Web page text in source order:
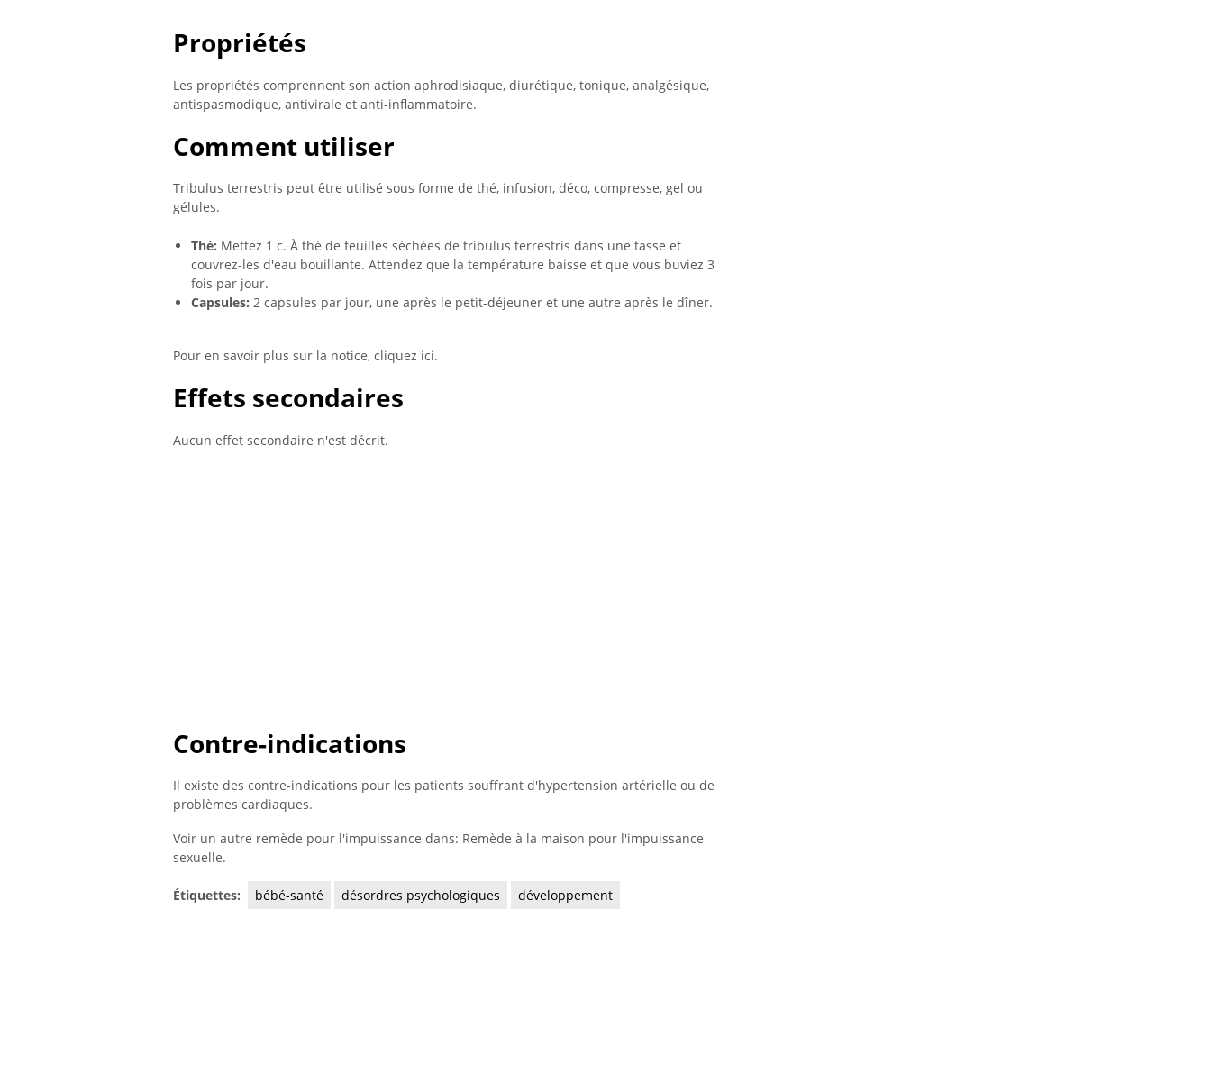
Propriétés
Les propriétés comprennent son action aphrodisiaque, diurétique, tonique, analgésique,
antispasmodique, antivirale et anti-inflammatoire.
Comment utiliser
Tribulus terrestris peut être utilisé sous forme de thé, infusion, déco, compresse, gel ou
gélules.
Thé: Mettez 1 c. À thé de feuilles séchées de tribulus terrestris dans une tasse et
couvrez-les d'eau bouillante. Attendez que la température baisse et que vous buviez 3
fois par jour.
Capsules: 2 capsules par jour, une après le petit-déjeuner et une autre après le dîner.
Pour en savoir plus sur la notice, cliquez ici.
Effets secondaires
Aucun effet secondaire n'est décrit.
Contre-indications
Il existe des contre-indications pour les patients souffrant d'hypertension artérielle ou de
problèmes cardiaques.
Voir un autre remède pour l'impuissance dans: Remède à la maison pour l'impuissance
sexuelle.
Étiquettes: bébé-santé désordres psychologiques développement